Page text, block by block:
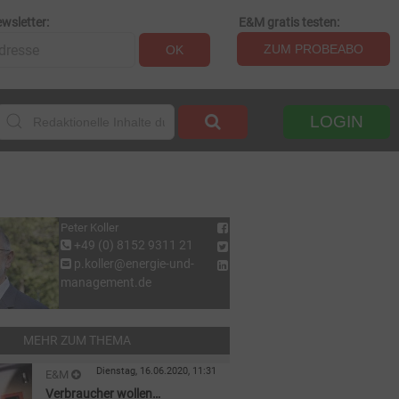
OK
E&M gratis testen:
ZUM PROBEABO
LOGIN
Peter Koller
+49 (0) 8152 9311 21
p.koller@energie-und-
management.de
MEHR ZUM THEMA
E&M
STROM
Dienstag, 16.06.2020, 11:31
Verbraucher wollen